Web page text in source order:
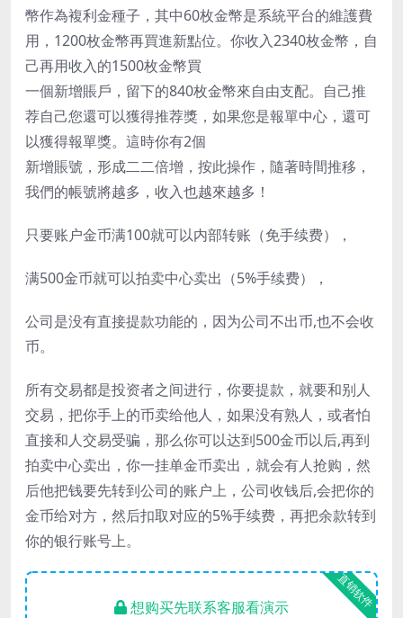
幣作為複利金種子，其中60枚金幣是系統平台的維護費
用，1200枚金幣再買進新點位。你收入2340枚金幣，自
己再用收入的1500枚金幣買
一個新增賬戶，留下的840枚金幣來自由支配。自己推
荐自己您還可以獲得推荐獎，如果您是報單中心，還可
以獲得報單獎。這時你有2個
新增賬號，形成二二倍增，按此操作，隨著時間推移，
我們的帳號將越多，收入也越來越多！
只要账户金币满100就可以内部转账（免手续费），
满500金币就可以拍卖中心卖出（5%手续费），
公司是没有直接提款功能的，因为公司不出币,也不会收
币。
所有交易都是投资者之间进行，你要提款，就要和别人
交易，把你手上的币卖给他人，如果没有熟人，或者怕
直接和人交易受骗，那么你可以达到500金币以后,再到
拍卖中心卖出，你一挂单金币卖出，就会有人抢购，然
后他把钱要先转到公司的账户上，公司收钱后,会把你的
金币给对方，然后扣取对应的5%手续费，再把余款转到
你的银行账号上。
直销软件
想购买先联系客服看演示